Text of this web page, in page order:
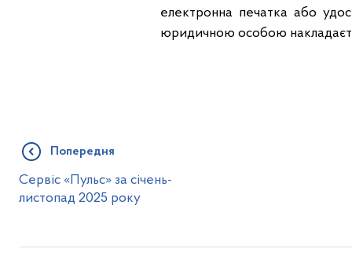
електронна печатка або
юридичною особою
Попередня
Сервіс «Пульс» за січень-
листопад 2025 року